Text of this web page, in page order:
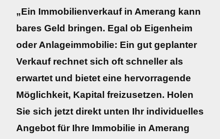
„Ein Immobilienverkauf in Amerang kann
bares Geld bringen. Egal ob Eigenheim
oder Anlageimmobilie: Ein gut geplanter
Verkauf rechnet sich oft schneller als
erwartet und bietet eine hervorragende
Möglichkeit, Kapital freizusetzen. Holen
Sie sich jetzt direkt unten Ihr individuelles
Angebot für Ihre Immobilie in Amerang